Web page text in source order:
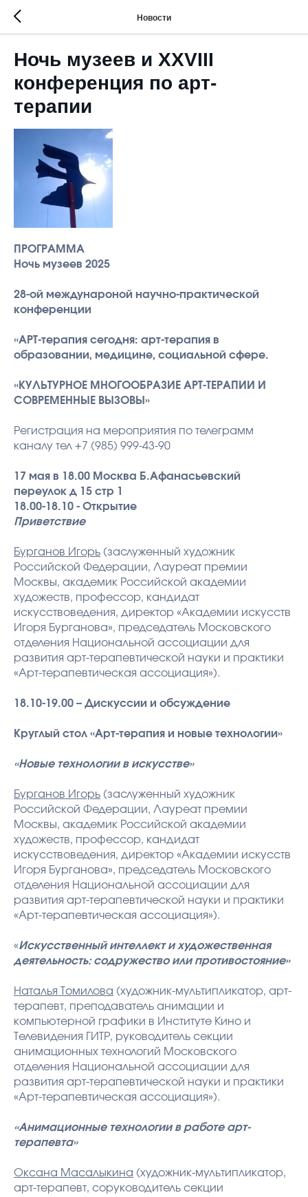
Новости
Ночь музеев и XXVIII
конференция по арт-
терапии
ПРОГРАММА
Ночь музеев 2025
28-ой междунароной научно-практической
конференции
«АРТ-терапия сегодня: арт-терапия в
образовании, медицине, социальной сфере.
«КУЛЬТУРНОЕ МНОГООБРАЗИЕ АРТ-ТЕРАПИИ И
СОВРЕМЕННЫЕ ВЫЗОВЫ»
Регистрация на мероприятия по телеграмм
каналу тел +7 (985) 999-43-90
17 мая в 18.00 Москва Б.Афанасьевский
переулок д 15 стр 1
18.00-18.10 - Открытие
Приветствие
Бурганов Игорь (заслуженный художник
Российской Федерации, Лауреат премии
Москвы, академик Российской академии
художеств, профессор, кандидат
искусствоведения, директор «Академии искусств
Игоря Бурганова», председатель Московского
отделения Национальной ассоциации для
развития арт-терапевтической науки и практики
«Арт-терапевтическая ассоциация»).
18.10-19.00 – Дискуссии и обсуждение
Круглый стол «Арт-терапия и новые технологии»
«Новые технологии в искусстве»
Бурганов Игорь (заслуженный художник
Российской Федерации, Лауреат премии
Москвы, академик Российской академии
художеств, профессор, кандидат
искусствоведения, директор «Академии искусств
Игоря Бурганова», председатель Московского
отделения Национальной ассоциации для
развития арт-терапевтической науки и практики
«Арт-терапевтическая ассоциация»).
«Искусственный интеллект и художественная
деятельность: содружество или противостояние»
Наталья Томилова (художник-мультипликатор, арт-
терапевт, преподаватель анимации и
компьютерной графики в Институте Кино и
Телевидения ГИТР, руководитель секции
анимационных технологий Московского
отделения Национальной ассоциации для
развития арт-терапевтической науки и практики
«Арт-терапевтическая ассоциация»).
«Анимационные технологии в работе арт-
терапевта»
Оксана Масалыкина (художник-мультипликатор,
арт-терапевт, соруководитель секции